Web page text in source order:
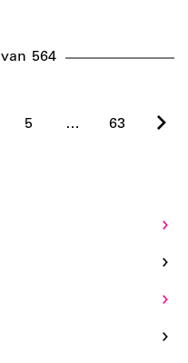
van 564
5 … 63